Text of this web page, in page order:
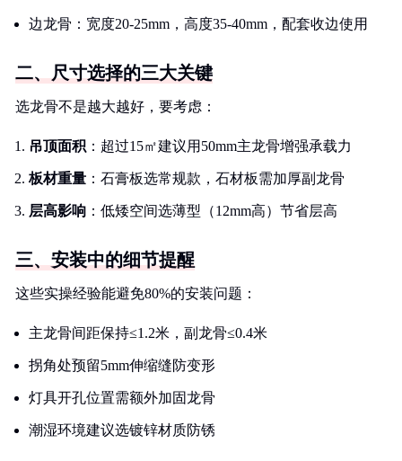
边龙骨：宽度20-25mm，高度35-40mm，配套收边使用
二、尺寸选择的三大关键
选龙骨不是越大越好，要考虑：
吊顶面积 ：超过15㎡建议用50mm主龙骨增强承载力
板材重量 ：石膏板选常规款，石材板需加厚副龙骨
层高影响 ：低矮空间选薄型（12mm高）节省层高
三、安装中的细节提醒
这些实操经验能避免80%的安装问题：
主龙骨间距保持≤1.2米，副龙骨≤0.4米
拐角处预留5mm伸缩缝防变形
灯具开孔位置需额外加固龙骨
潮湿环境建议选镀锌材质防锈